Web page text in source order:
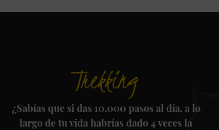
Trekking
¿Sabías que si das 10.000 pasos al día, a lo
largo de tu vida habrías dado 4 veces la